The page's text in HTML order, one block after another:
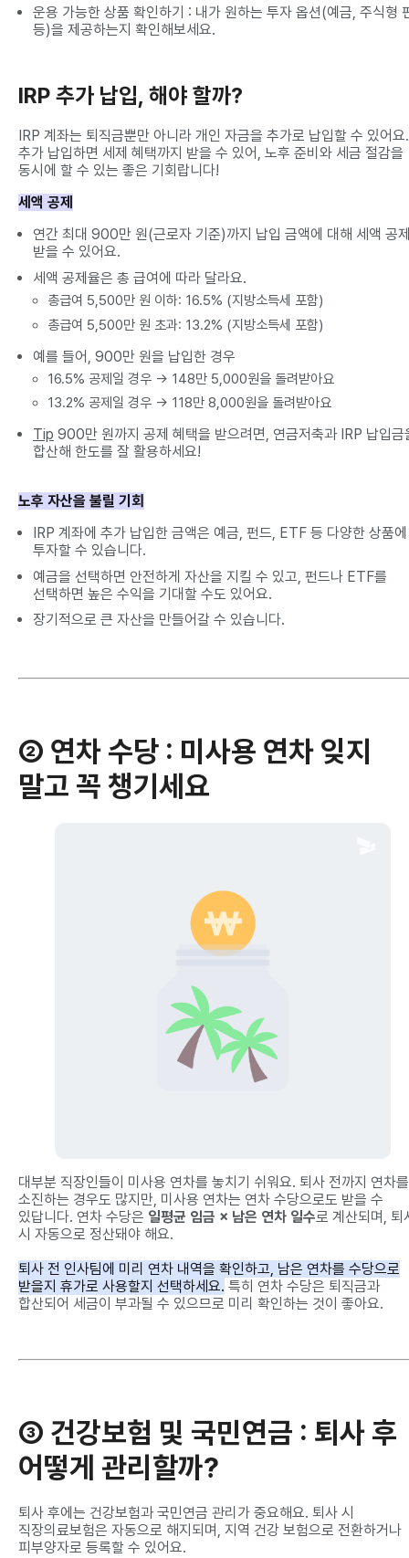
운용 가능한 상품 확인하기 : 내가 원하는 투자 옵션(예금, 주식형
등)을 제공하는지 확인해보세요.
IRP 추가 납입, 해야 할까?
IRP 계좌는 퇴직금뿐만 아니라 개인 자금을 추가로 납입할 수 있어요.
추가 납입하면 세제 혜택까지 받을 수 있어, 노후 준비와 세금 절감을
동시에 할 수 있는 좋은 기회랍니다!
세액 공제
연간 최대 900만 원(근로자 기준)까지 납입 금액에 대해 세액 공
받을 수 있어요.
세액 공제율은 총 급여에 따라 달라요.
총급여 5,500만 원 이하: 16.5% (지방소득세 포함)
총급여 5,500만 원 초과: 13.2% (지방소득세 포함)
예를 들어, 900만 원을 납입한 경우
16.5% 공제일 경우 → 148만 5,000원을 돌려받아요
13.2% 공제일 경우 → 118만 8,000원을 돌려받아요
Tip 900만 원까지 공제 혜택을 받으려면, 연금저축과 IRP 납입금
합산해 한도를 잘 활용하세요!
노후 자산을 불릴 기회
IRP 계좌에 추가 납입한 금액은 예금, 펀드, ETF 등 다양한 상품에
투자할 수 있습니다.
예금을 선택하면 안전하게 자산을 지킬 수 있고, 펀드나 ETF를
선택하면 높은 수익을 기대할 수도 있어요.
장기적으로 큰 자산을 만들어갈 수 있습니다.
② 연차 수당 : 미사용 연차 잊지
말고 꼭 챙기세요
대부분 직장인들이 미사용 연차를 놓치기 쉬워요. 퇴사 전까지 연차
소진하는 경우도 많지만, 미사용 연차는 연차 수당으로도 받을 수
있답니다. 연차 수당은 일평균 임금 × 남은 연차 일수로 계산되며, 퇴
시 자동으로 정산돼야 해요.
퇴사 전 인사팀에 미리 연차 내역을 확인하고, 남은 연차를 수당으로
받을지 휴가로 사용할지 선택하세요. 특히 연차 수당은 퇴직금과
합산되어 세금이 부과될 수 있으므로 미리 확인하는 것이 좋아요.
③ 건강보험 및 국민연금 : 퇴사 후
어떻게 관리할까?
퇴사 후에는 건강보험과 국민연금 관리가 중요해요. 퇴사 시
직장의료보험은 자동으로 해지되며, 지역 건강 보험으로 전환하거나
피부양자로 등록할 수 있어요.